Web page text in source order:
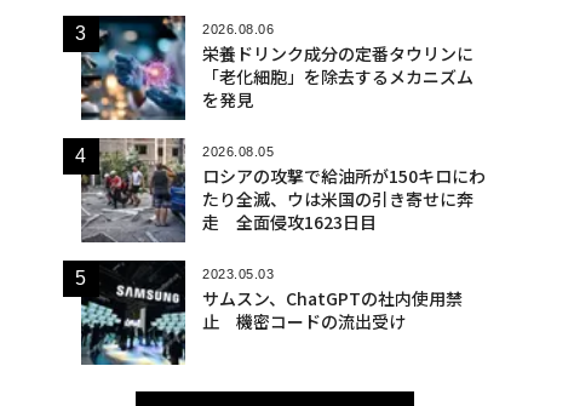
2026.08.06
栄養ドリンク成分の定番タウリンに
「老化細胞」を除去するメカニズム
を発見
2026.08.05
ロシアの攻撃で給油所が150キロにわ
たり全滅、ウは米国の引き寄せに奔
走 全面侵攻1623日目
2023.05.03
サムスン、ChatGPTの社内使用禁
止 機密コードの流出受け